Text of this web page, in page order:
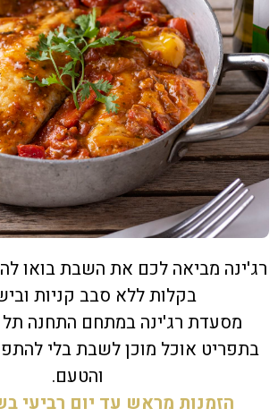
רג'ינה מביאה לכם את השבת בואו
בקלות ללא סבב קניות
מסעדת רג'ינה במתחם התחנה תל
בתפריט אוכל מוכן לשבת בלי
והטעם.
הזמנות מראש עד יום רביעי בשעה